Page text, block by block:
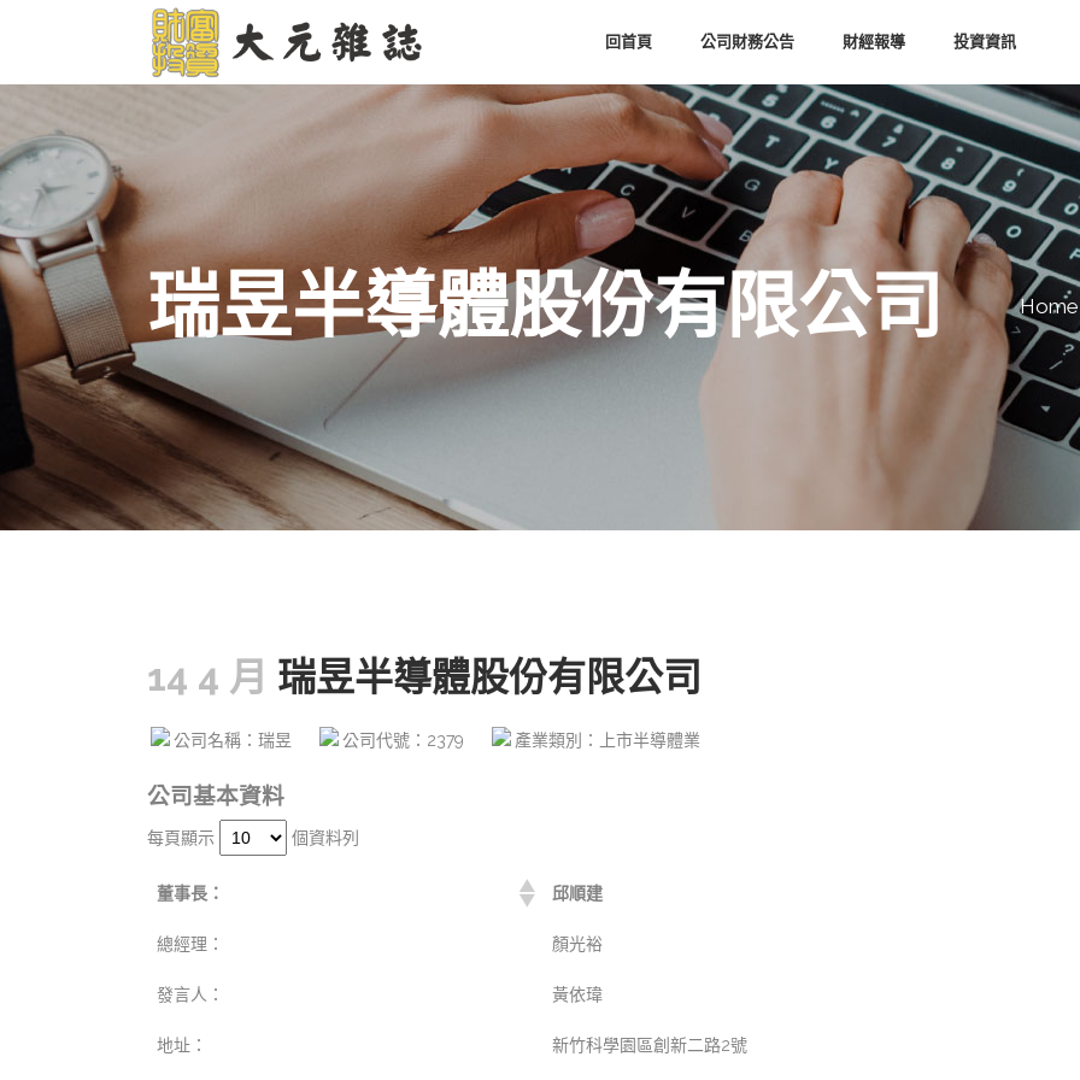
回首頁 公司財務公告 財經報導 投資資訊
瑞昱半導體股份有限公司 Home
14 4 月 瑞昱半導體股份有限公司
公司名稱：瑞昱 公司代號：2379 產業類別：上市半導體業
公司基本資料
每頁顯示 個資料列
董事長： 邱順建
總經理： 顏光裕
發言人： 黃依瑋
地址： 新竹科學園區創新二路2號